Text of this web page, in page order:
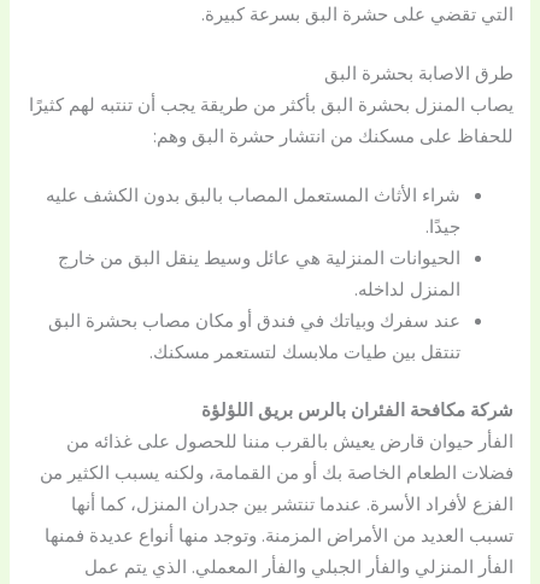
التي تقضي على حشرة البق بسرعة كبيرة.
طرق الاصابة بحشرة البق
يصاب المنزل بحشرة البق بأكثر من طريقة يجب أن تنتبه لهم كثيرًا
للحفاظ على مسكنك من انتشار حشرة البق وهم:
شراء الأثاث المستعمل المصاب بالبق بدون الكشف عليه
جيدًا.
الحيوانات المنزلية هي عائل وسيط ينقل البق من خارج
المنزل لداخله.
عند سفرك وبياتك في فندق أو مكان مصاب بحشرة البق
تنتقل بين طيات ملابسك لتستعمر مسكنك.
شركة مكافحة الفئران بالرس بريق اللؤلؤة
الفأر حيوان قارض يعيش بالقرب مننا للحصول على غذائه من
فضلات الطعام الخاصة بك أو من القمامة، ولكنه يسبب الكثير من
الفزع لأفراد الأسرة. عندما تنتشر بين جدران المنزل، كما أنها
تسبب العديد من الأمراض المزمنة. وتوجد منها أنواع عديدة فمنها
الفأر المنزلي والفأر الجبلي والفأر المعملي. الذي يتم عمل